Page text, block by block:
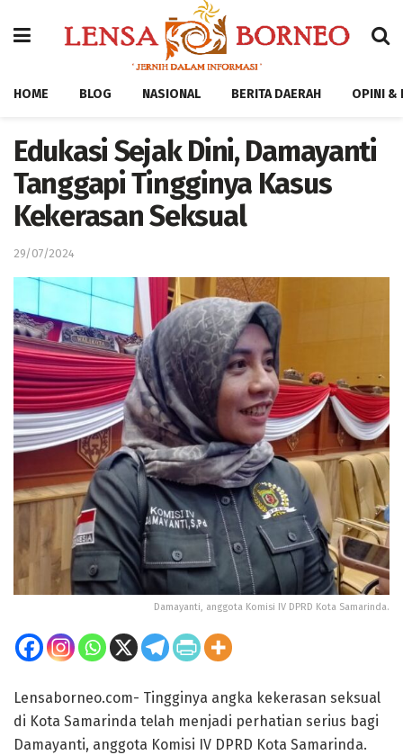
HOME BLOG NASIONAL BERITA DAERAH OPINI &
Edukasi Sejak Dini, Damayanti
Tanggapi Tingginya Kasus
Kekerasan Seksual
29/07/2024
Damayanti, anggota Komisi IV DPRD Kota Samarinda.
Lensaborneo.com- Tingginya angka kekerasan seksual
di Kota Samarinda telah menjadi perhatian serius bagi
Damayanti, anggota Komisi IV DPRD Kota Samarinda.